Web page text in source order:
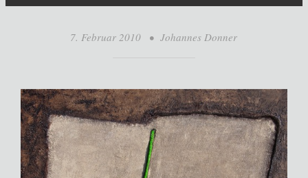
7. Februar 2010 • Johannes Donner